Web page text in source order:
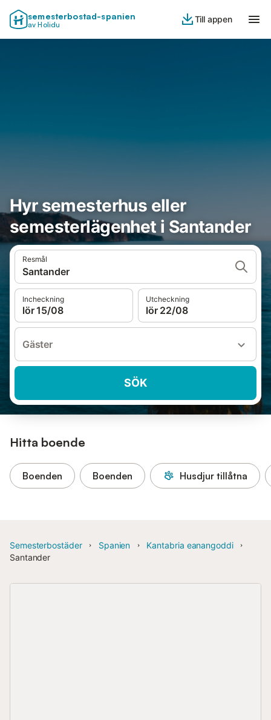
semesterbostad-spanien
av Holidu
Till appen
Hyr semesterhus eller
semesterlägenhet i Santander
Resmål
Santander
Incheckning
lör 15/08
Utcheckning
lör 22/08
Gäster
SÖK
Hitta boende
Boenden Boenden Husdjur tillåtna
Semesterbostäder Spanien
Kantabria eanangoddi
Santander